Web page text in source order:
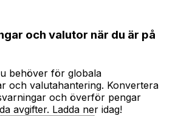
och valutor när du är på
behöver för globala
och valutahantering. Konvertera
och överför pengar
avgifter. Ladda ner idag!